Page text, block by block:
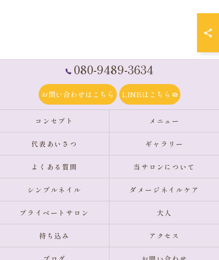
080-9489-3634
お問い合わせはこちら LINEはこちら
コンセプト メニュー
代表あいさつ ギャラリー
よくある質問 当サロンについて
シンプルネイル ダメージネイルケア
プライベートサロン 大人
持ち込み アクセス